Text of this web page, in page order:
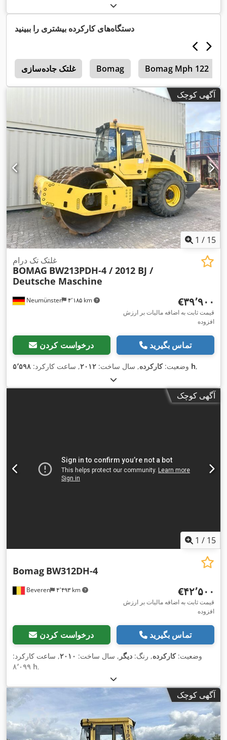
سال ساخت:
دستگاه‌های کارکرده بیشتری را ببینید
غلتک جاده‌سازی Bomag Bomag Mph 122
آگهی کوچک
1 / 15
Neumünster ۴٬۱۸۵ km
غلتک تک درام
BOMAG BW213PDH-4 / 2012 BJ /
Deutsche Maschine
‎€۳۹٬۹۰۰
قیمت ثابت به اضافه مالیات بر ارزش
افزوده
درخواست کردن تماس بگیرید
وضعیت:کارکرده, سال ساخت: ۲۰۱۲, ساعت کارکرد: ۵٬۵۹۸ h,
آگهی کوچک
1 / 15
Beveren ۴٬۴۹۳ km
Bomag BW312DH-4
‎€۴۲٬۵۰۰
قیمت ثابت به اضافه مالیات بر ارزش
افزوده
درخواست کردن تماس بگیرید
وضعیت:کارکرده, رنگ: دیگر , سال ساخت: ۲۰۱۰, ساعت کارکرد:
۸٬۰۹۹ h,
آگهی کوچک